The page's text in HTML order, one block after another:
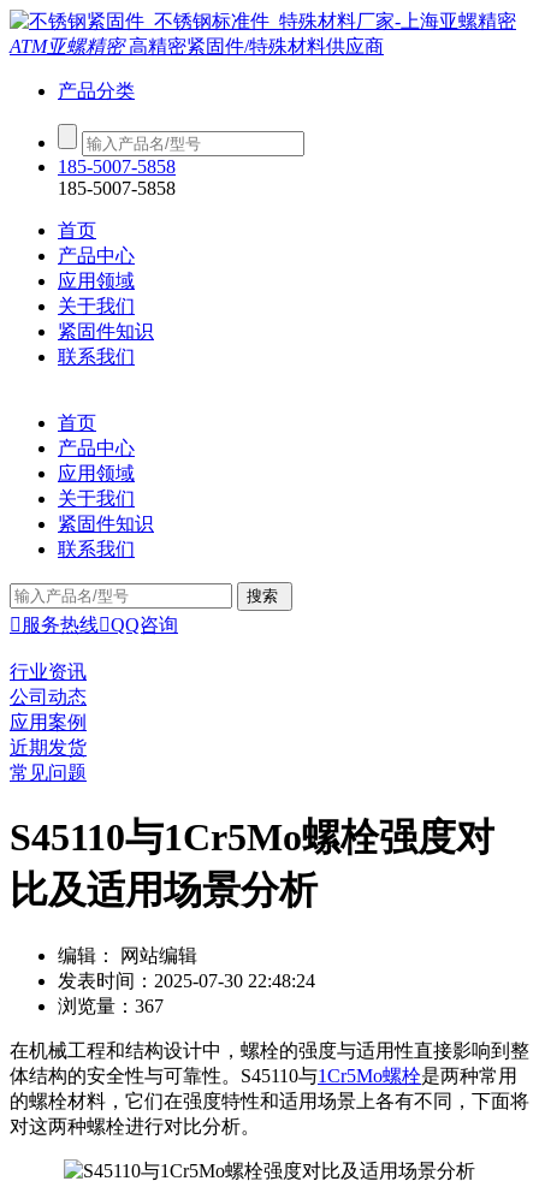
ATM亚螺精密高精密紧固件/特殊材料供应商
产品分类
185-5007-5858
185-5007-5858
首页
产品中心
应用领域
关于我们
紧固件知识
联系我们
首页
产品中心
应用领域
关于我们
紧固件知识
联系我们
 服务热线QQ咨询
行业资讯
公司动态
应用案例
近期发货
常见问题
S45110与1Cr5Mo螺栓强度对
比及适用场景分析
编辑： 网站编辑
发表时间：2025-07-30 22:48:24
浏览量：367
在机械工程和结构设计中，螺栓的强度与适用性直接影响到整
体结构的安全性与可靠性。S45110与1Cr5Mo螺栓是两种常用
的螺栓材料，它们在强度特性和适用场景上各有不同，下面将
对这两种螺栓进行对比分析。